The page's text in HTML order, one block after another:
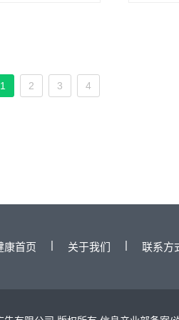
1 2 3 4
康首页 | 关于我们 | 联系方